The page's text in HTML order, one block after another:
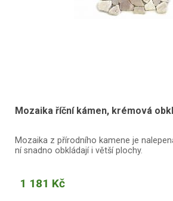
Mozaika říční kámen, krémová
Mozaika z přírodního kamene je
ní snadno obkládají i větší plochy.
1 181 Kč